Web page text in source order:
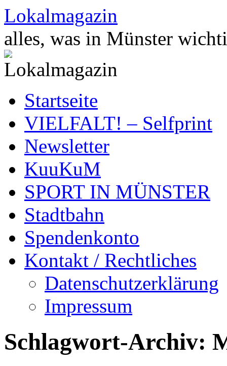
Zum
Inhalt
springen
Lokalmagazin
alles, was in Münster
Startseite
VIELFALT! – Selfprint
Newsletter
KuuKuM
SPORT IN MÜNSTER
Stadtbahn
Spendenkonto
Kontakt / Rechtliches
Datenschutzerklärung
Impressum
Schlagwort-Archiv: